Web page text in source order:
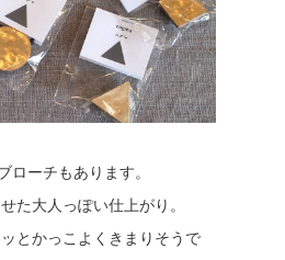
ーチもあります。
た大人っぽい仕上がり。
とかっこよくきまりそうで